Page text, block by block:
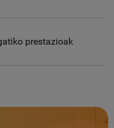
prestazioak